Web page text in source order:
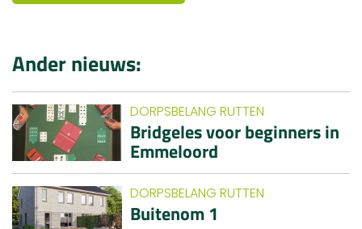
Ander nieuws:
DORPSBELANG RUTTEN
Bridgeles voor beginners in
Emmeloord
DORPSBELANG RUTTEN
Buitenom 1